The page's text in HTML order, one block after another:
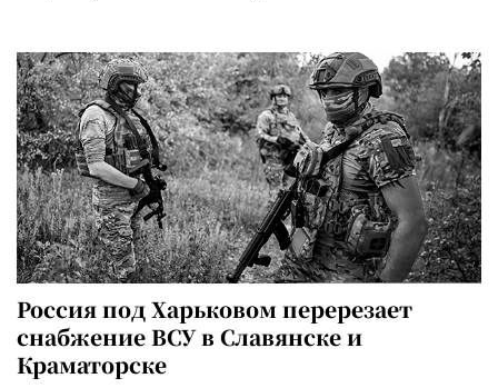
Россия под Харьковом перерезает
снабжение ВСУ в Славянске и
Краматорске